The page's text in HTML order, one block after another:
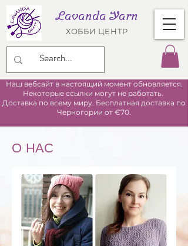
Lavanda Yarn
ХОББИ ЦЕНТР
Наш вебсайт в настоящий момент обновляется.
Некоторые ссылки могут не работать.
Доставка по всему миру. Бесплатная доставка по
Черногории от €70.
О НАС